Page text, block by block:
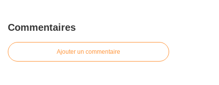
Commentaires
Ajouter un commentaire